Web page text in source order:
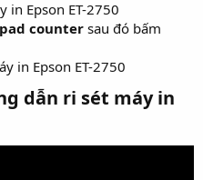
countersau đó bấm
dẫn ri sét máy in